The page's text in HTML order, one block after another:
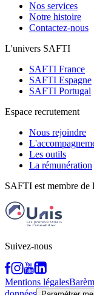
Nos services
Notre histoire
Contactez-nous
L'univers SAFTI
SAFTI France
SAFTI Espagne
SAFTI Portugal
Espace recrutement
Nous rejoindre
Les outils
La rémunération
SAFTI est membre de
Suivez-nous
Mentions légales